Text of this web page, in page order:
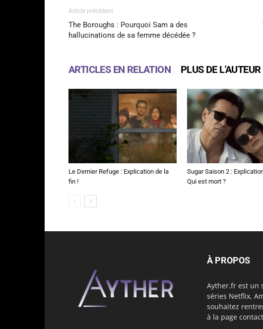
Article précédent
The Boroughs : Pourquoi Sam a des
hallucinations de sa femme décédée ?
ARTICLES EN RELATION PLUS DE L'AUTEUR
Le Dernier Refuge : Explication de la
fin !
Sugar Saison 2 :
Qui est mort ?
À PROPOS
Ayther.fr est un
séries Netflix,
souhaitez
à la page